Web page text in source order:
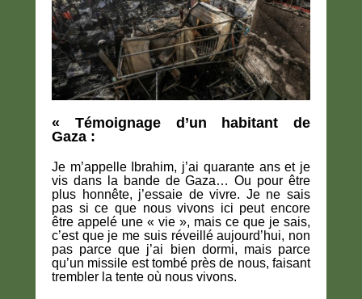
« Témoignage d’un habitant de
Gaza :
Je m’appelle Ibrahim, j’ai quarante ans et je
vis dans la bande de Gaza… Ou pour être
plus honnête, j’essaie de vivre. Je ne sais
pas si ce que nous vivons ici peut encore
être appelé une « vie », mais ce que je sais,
c’est que je me suis réveillé aujourd’hui, non
pas parce que j’ai bien dormi, mais parce
qu’un missile est tombé près de nous, faisant
trembler la tente où nous vivons.